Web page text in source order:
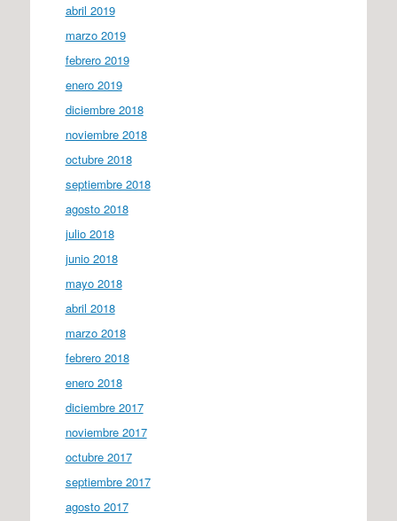
abril 2019
marzo 2019
febrero 2019
enero 2019
diciembre 2018
noviembre 2018
octubre 2018
septiembre 2018
agosto 2018
julio 2018
junio 2018
mayo 2018
abril 2018
marzo 2018
febrero 2018
enero 2018
diciembre 2017
noviembre 2017
octubre 2017
septiembre 2017
agosto 2017